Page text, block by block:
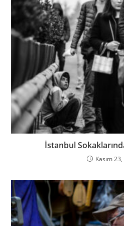
İstanbul
Kasım